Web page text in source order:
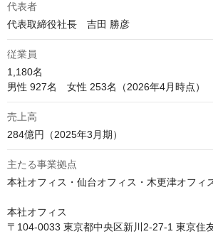
代表者
代表取締役社長　吉田 勝彦
従業員
1,180名
男性 927名　女性 253名（2026年4月時点）
売上高
284億円（2025年3月期）
主たる事業拠点
本社オフィス・仙台オフィス・木更津オフィ
本社オフィス
〒104-0033 東京都中央区新川2-27-1 東京住